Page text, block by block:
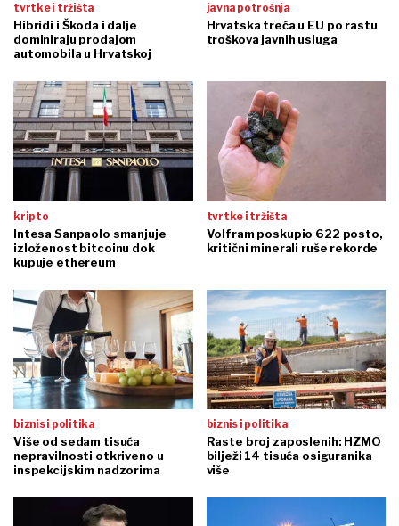
tvrtke i tržišta
Hibridi i Škoda i dalje
dominiraju prodajom
automobila u Hrvatskoj
javna potrošnja
Hrvatska treća u EU po rastu
troškova javnih usluga
kripto
Intesa Sanpaolo smanjuje
izloženost bitcoinu dok
kupuje ethereum
tvrtke i tržišta
Volfram poskupio 622 posto,
kritični minerali ruše rekorde
biznis i politika
Više od sedam tisuća
nepravilnosti otkriveno u
inspekcijskim nadzorima
biznis i politika
Raste broj zaposlenih: HZMO
bilježi 14 tisuća osiguranika
više